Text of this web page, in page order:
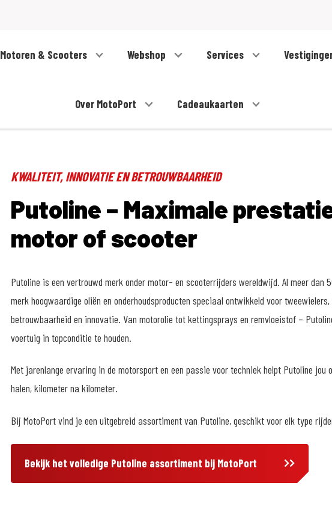
Motoren & Scooters Webshop Services
Over MotoPort Cadeaukaarten
KWALITEIT, INNOVATIE EN BETROUWBAARHEID
Putoline – Maximale
motor of scooter
Putoline is een vertrouwd merk onder motor- en scooterrijders wereldwijd. Al meer dan
merk hoogwaardige oliën en onderhoudsproducten speciaal ontwikkeld voor
betrouwbaarheid en innovatie. Van motorolie tot kettingsprays en remvloeistof –
voertuig in topconditie te houden.
Met jarenlange ervaring in de motorsport en een passie voor techniek helpt Putoline
halen, kilometer na kilometer.
Bij MotoPort vind je een uitgebreid assortiment van Putoline, geschikt voor elk type
Bekijk het volledige Putoline assortiment bij MotoPort